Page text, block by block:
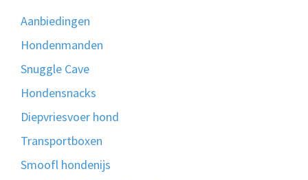
Aanbiedingen
Hondenmanden
Snuggle Cave
Hondensnacks
Diepvriesvoer hond
Transportboxen
Smoofl hondenijs